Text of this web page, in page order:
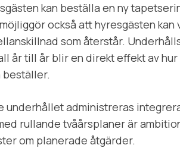
kan beställa en ny
också att hyresgästen
som återstår.
år till år blir en direkt effekt av
beställer.
underhållet administreras
rullande tvåårsplaner är
om planerade åtgärder.